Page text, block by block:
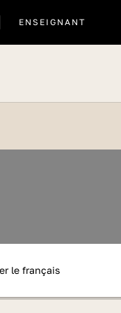
ENSEIGNANT
le français